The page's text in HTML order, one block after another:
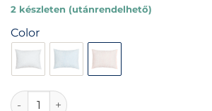
2 készleten (utánrendelhető)
Color
Barack pamut damaszt kispárna